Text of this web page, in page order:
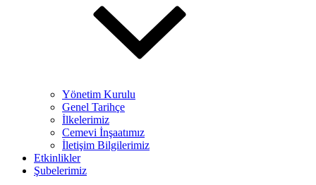
Yönetim Kurulu
Genel Tarihçe
İlkelerimiz
Cemevi İnşaatımız
İletişim Bilgilerimiz
Etkinlikler
Şubelerimiz